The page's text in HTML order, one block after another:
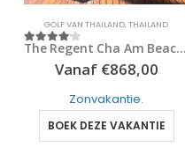
GOLF VAN THAILAND,THAILAND
out of 5 The Regent Cha Am Beach Resort
Vanaf €868,00
Zonvakantie.
BOEK DEZE VAKANTIE